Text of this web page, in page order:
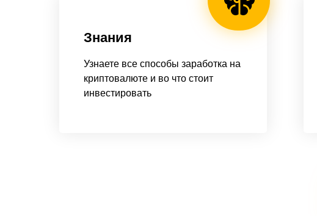
Знания
Узнаете все способы заработка на
криптовалюте и во что стоит
инвестировать